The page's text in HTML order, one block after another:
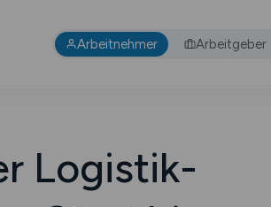
Arbeitnehmer Arbeitgeber
Logistik-